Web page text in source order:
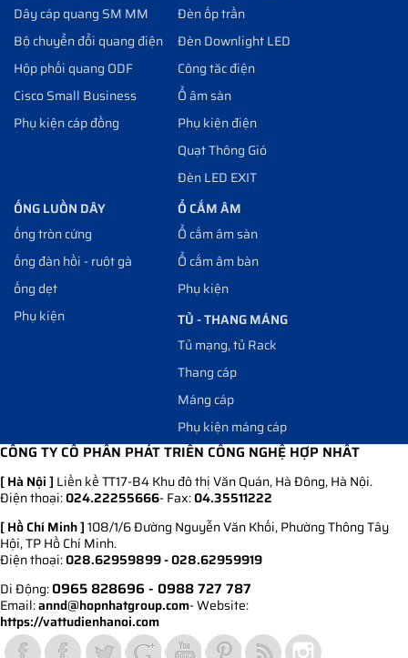
Dây cáp quang SM MM
Bộ chuyển đổi quang điện
Hộp phối quang ODF
Cisco Small Business
Phụ kiện cáp đồng
Đèn ốp trần
Đèn Downlight LED
Công tăc điện
Ổ âm sàn
Phụ kiện điện
Quạt Thông Gió
Đèn LED EXIT
ỐNG LUỒN DÂY
ống tròn cứng
ống đàn hồi - ruột gà
ống dẹt
Phụ kiện
Ổ CẮM ÂM
Ổ cắm âm sàn
Ổ cắm âm bàn
Phụ kiện
TỦ - THANG MÁNG
Tủ mạng, tủ Rack
Thang cáp
Máng cáp
Phụ kiện máng cáp
CÔNG TY CỔ PHẦN PHÁT TRIỂN CÔNG NGHỆ HỢP NHẤT
[ Hà Nội ] Liền kề TT17-B4 Khu đô thị Văn Quán, Hà Đông, Hà Nội.
Điện thoại:024.22255666- Fax:04.35511222
[ Hồ Chí Minh ]108/1/6 Đường Nguyễn Văn Khối, Phường Thông Tây
Hội, TP Hồ Chí Minh.
Điện thoại:028.62959899 - 028.62959919
Di Động:0965 828696 - 0988 727 787
Email:annd@hopnhatgroup.com- Website:
https://vattudienhanoi.com